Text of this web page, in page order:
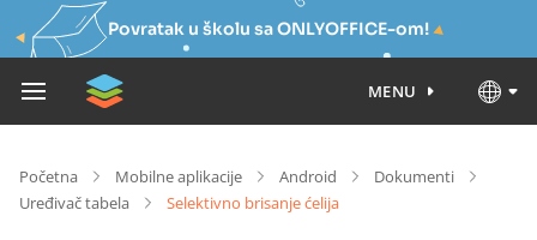
Povratak u školu sa ONLYOFFICE-om!
MENU
Početna Mobilne aplikacije Android
Dokumenti
Uređivač tabela
Selektivno brisanje ćelija